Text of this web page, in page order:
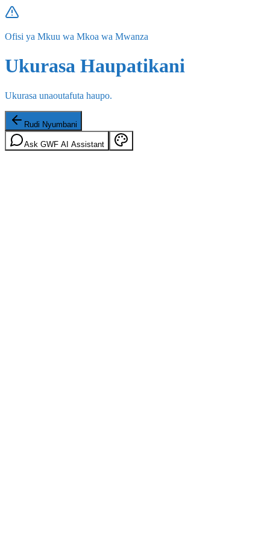
Ofisi ya Mkuu wa Mkoa wa Mwanza
Ukurasa Haupatikani
Ukurasa unaoutafuta haupo.
Rudi Nyumbani
Ask GWF AI Assistant